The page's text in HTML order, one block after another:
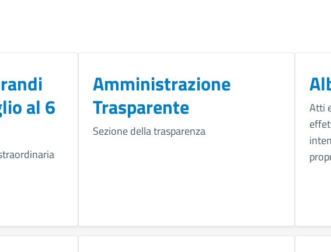
al 6
Amministrazione
Trasparente
Sezione della trasparenza
Atti